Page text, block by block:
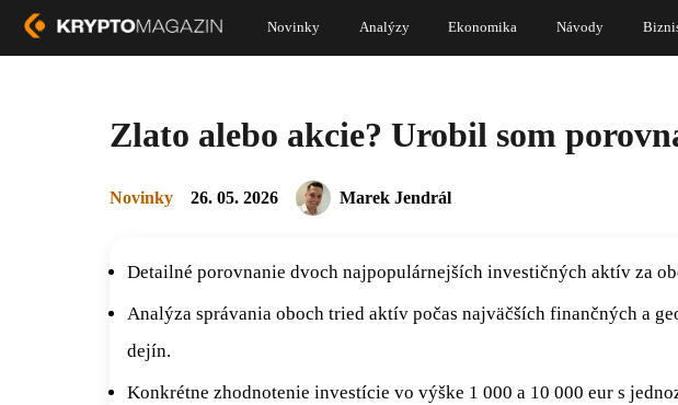
Novinky Analýzy Ekonomika Návody
Zlato alebo akcie? Urobil som
Novinky 26. 05. 2026 Marek Jendrál
Detailné porovnanie dvoch najpopulárnejších investičných aktív za
Analýza správania oboch tried aktív počas najväčších finančných a
dejín.
Konkrétne zhodnotenie investície vo výške 1 000 a 10 000 eur s